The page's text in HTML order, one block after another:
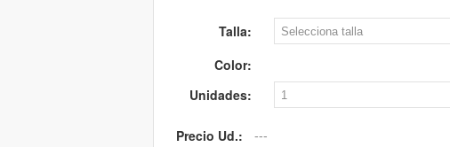
Talla:
Color:
Unidades:
Precio Ud.: